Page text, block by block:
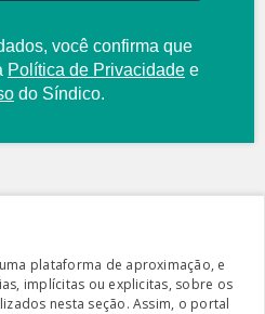
você confirma que
Política de Privacidade e
do Síndico.
plataforma de aproximação, e
implícitas ou explicitas, sobre os
nesta seção. Assim, o portal